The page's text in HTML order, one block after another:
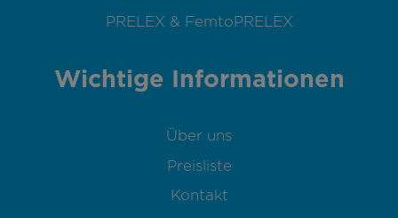
PRELEX & FemtoPRELEX
Wichtige Informationen
Über uns
Preisliste
Kontakt